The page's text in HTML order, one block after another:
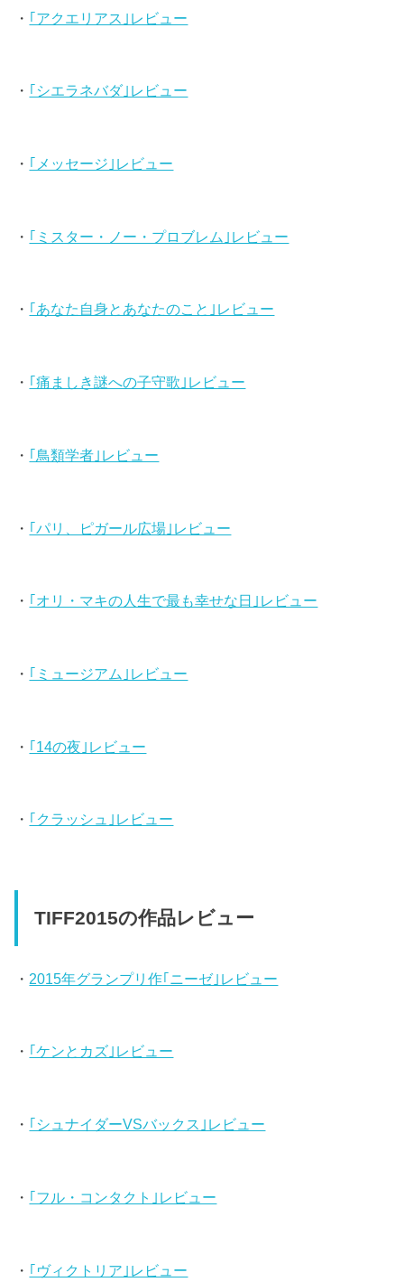
・ ｢アクエリアス｣レビュー
・ ｢シエラネバダ｣レビュー
・ ｢メッセージ｣レビュー
・ ｢ミスター・ノー・プロブレム｣レビュー
・ ｢あなた自身とあなたのこと｣レビュー
・ ｢痛ましき謎への子守歌｣レビュー
・ ｢鳥類学者｣レビュー
・ ｢パリ、ピガール広場｣レビュー
・ ｢オリ・マキの人生で最も幸せな日｣レビュー
・ ｢ミュージアム｣レビュー
・ ｢14の夜｣レビュー
・ ｢クラッシュ｣レビュー
TIFF2015の作品レビュー
・ 2015年グランプリ作｢ニーゼ｣レビュー
・ ｢ケンとカズ｣レビュー
・ ｢シュナイダーVSバックス｣レビュー
・ ｢フル・コンタクト｣レビュー
・ ｢ヴィクトリア｣レビュー